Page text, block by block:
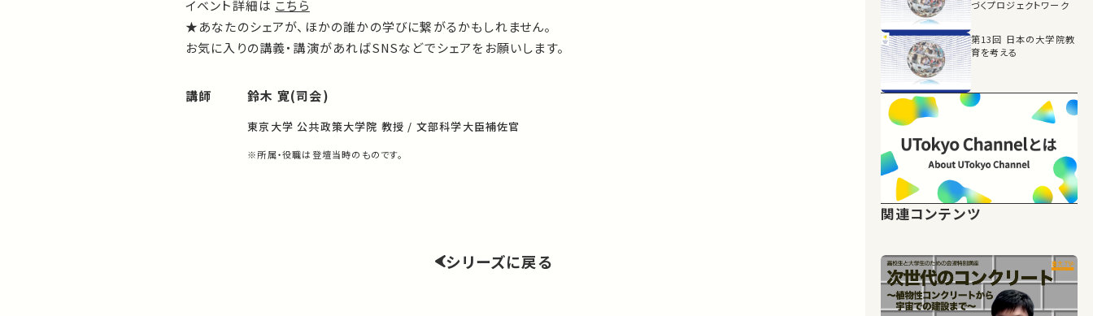
イベント詳細は こちら
★あなたのシェアが、ほかの誰かの学びに繋がるかもしれません。
お気に入りの講義・講演があればSNSなどでシェアをお願いします。
講師 鈴木 寛(司会)
東京大学 公共政策大学院 教授 / 文部科学大臣補佐官
※所属・役職は登壇当時のものです。
シリーズに戻る
づくプロジェクトワーク
第13回 日本の大学院教
育を考える
関連コンテンツ